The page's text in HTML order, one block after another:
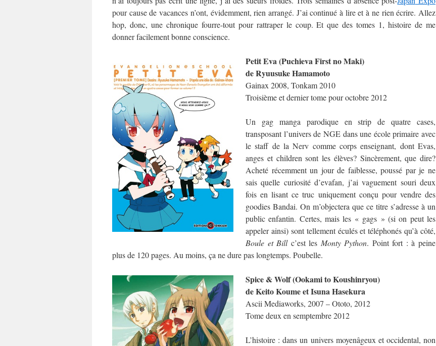
pour cause de vacances n’ont, évidemment, rien arrangé. J’ai continué à lire et à ne rien écrire. Allez
hop, donc, une chronique fourre-tout pour rattraper le coup. Et que des tomes 1, histoire de me
donner facilement bonne conscience.
Petit Eva (Puchieva First no Maki)
de Ryuusuke Hamamoto
Gainax 2008, Tonkam 2010
Troisième et dernier tome pour octobre 2012
Un gag manga parodique en strip de quatre cases,
transposant l’univers de NGE dans une école primaire avec
le staff de la Nerv comme corps enseignant, dont Evas,
anges et children sont les élèves? Sincèrement, que dire?
Acheté récemment un jour de faiblesse, poussé par je ne
sais quelle curiosité d’evafan, j’ai vaguement souri deux
fois en lisant ce truc uniquement conçu pour vendre des
goodies Bandai. On m’objectera que ce titre s’adresse à un
public enfantin. Certes, mais les « gags » (si on peut les
appeler ainsi) sont tellement éculés et téléphonés qu’à côté,
Boule et Billc’est les Monty Python. Point fort : à peine
plus de 120 pages. Au moins, ça ne dure pas longtemps. Poubelle.
Spice & Wolf (Ookami to Koushinryou)
de Keito Koume et Isuna Hasekura
Ascii Mediaworks, 2007 – Ototo, 2012
Tome deux en semptembre 2012
L’histoire : dans un univers moyenâgeux et occidental, non